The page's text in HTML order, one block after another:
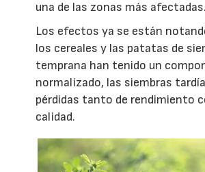
una de las zonas más afectadas.
Los efectos ya se están
los cereales y las patatas de
temprana han tenido un
normalizado, las siembras
pérdidas tanto de rendimiento
calidad.